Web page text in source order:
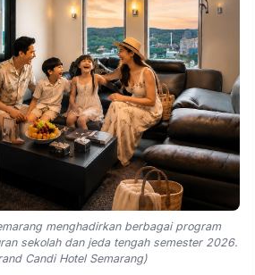
menghadirkan berbagai program
sekolah dan jeda tengah semester 2026.
Candi Hotel Semarang)